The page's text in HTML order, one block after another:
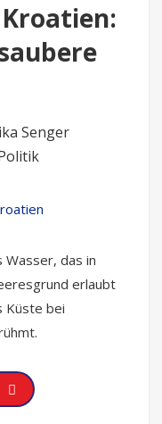
Senger
Wasser, das in
erlaubt
Küste bei